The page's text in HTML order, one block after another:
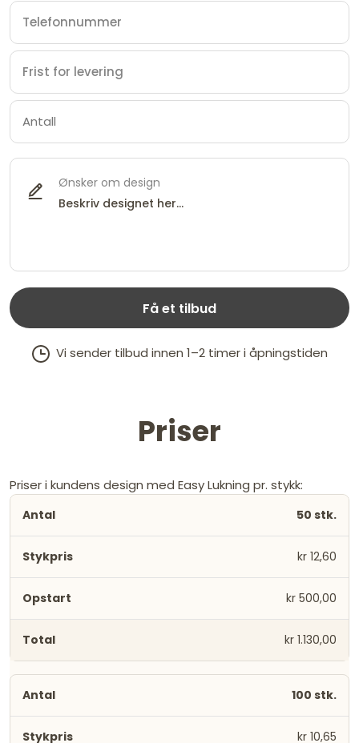
Ønsker om design
Få et tilbud
Vi sender tilbud innen 1–2 timer i åpningstiden
Priser
Priser i kundens design med Easy Lukning pr. stykk:
50 stk.
kr 12,60
kr 500,00
kr 1.130,00
100 stk.
kr 10,65